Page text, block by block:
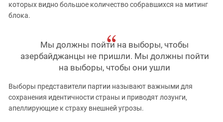
которых видно большое количество собравшихся на митинг
блока.
Мы должны пойти на выборы, чтобы
азербайджанцы не пришли. Мы должны пойти
на выборы, чтобы они ушли
Выборы представители партии называют важными для
сохранения идентичности страны и приводят лозунги,
апеллирующие к страху внешней угрозы.